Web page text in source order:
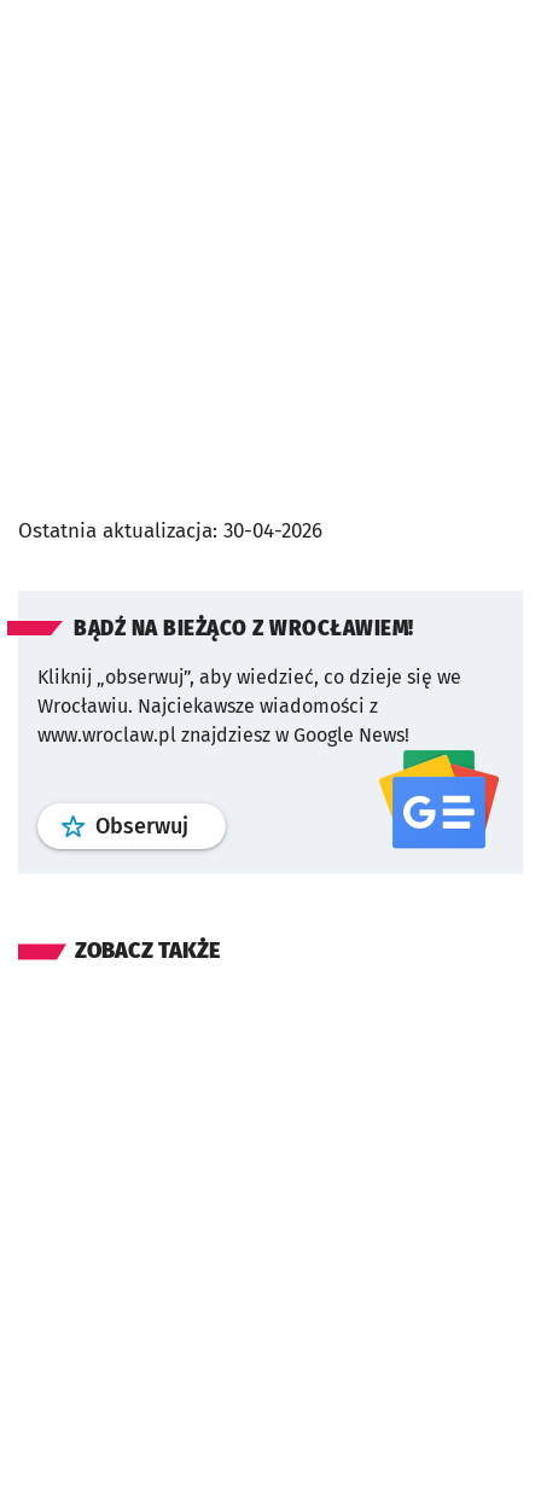
Ostatnia aktualizacja: 30-04-2026
BĄDŹ NA BIEŻĄCO Z WROCŁAWIEM!
Kliknij „obserwuj”, aby wiedzieć, co dzieje się we
Wrocławiu. Najciekawsze wiadomości z
www.wroclaw.pl znajdziesz w Google News!
Obserwuj profil serwisu
ZOBACZ TAKŻE